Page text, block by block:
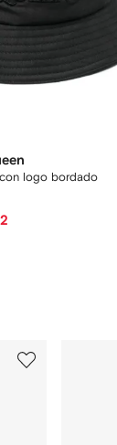
logo bordado